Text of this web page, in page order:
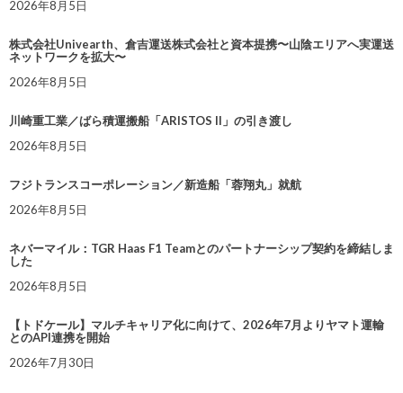
2026年8月5日
株式会社Univearth、倉吉運送株式会社と資本提携〜山陰エリアへ実運送
ネットワークを拡大〜
2026年8月5日
川崎重工業／ばら積運搬船「ARISTOS II」の引き渡し
2026年8月5日
フジトランスコーポレーション／新造船「蓉翔丸」就航
2026年8月5日
ネバーマイル：TGR Haas F1 Teamとのパートナーシップ契約を締結しま
した
2026年8月5日
【トドケール】マルチキャリア化に向けて、2026年7月よりヤマト運輸
とのAPI連携を開始
2026年7月30日